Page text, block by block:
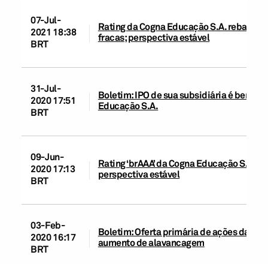
07-Jul-
2021 18:38
BRT
Rating da Cogna Educação S.A.
fracas; perspectiva estável
31-Jul-
2020 17:51
BRT
Boletim: IPO de sua subsidiária é
Educação S.A.
09-Jun-
2020 17:13
BRT
Rating ‘brAAA’ da Cogna Educação
perspectiva estável
03-Feb-
2020 16:17
BRT
Boletim: Oferta primária de ações da
aumento de alavancagem